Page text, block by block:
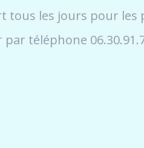
tous les jours pour
téléphone